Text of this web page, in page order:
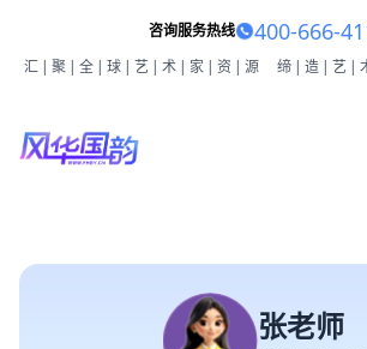
咨询服务热线 400-666-
汇|聚|全|球|艺|术|家|资|源 缔|造|艺|
张老师